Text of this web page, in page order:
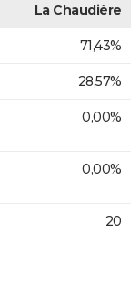
La Chaudière
71,43%
28,57%
0,00%
0,00%
20